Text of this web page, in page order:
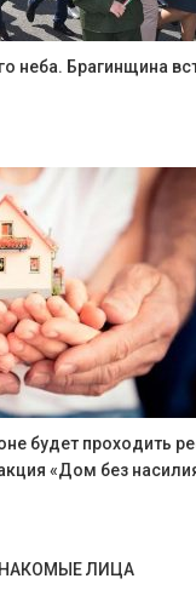
неба. Брагинщина
будет проходить
«Дом без
ЛИЦА